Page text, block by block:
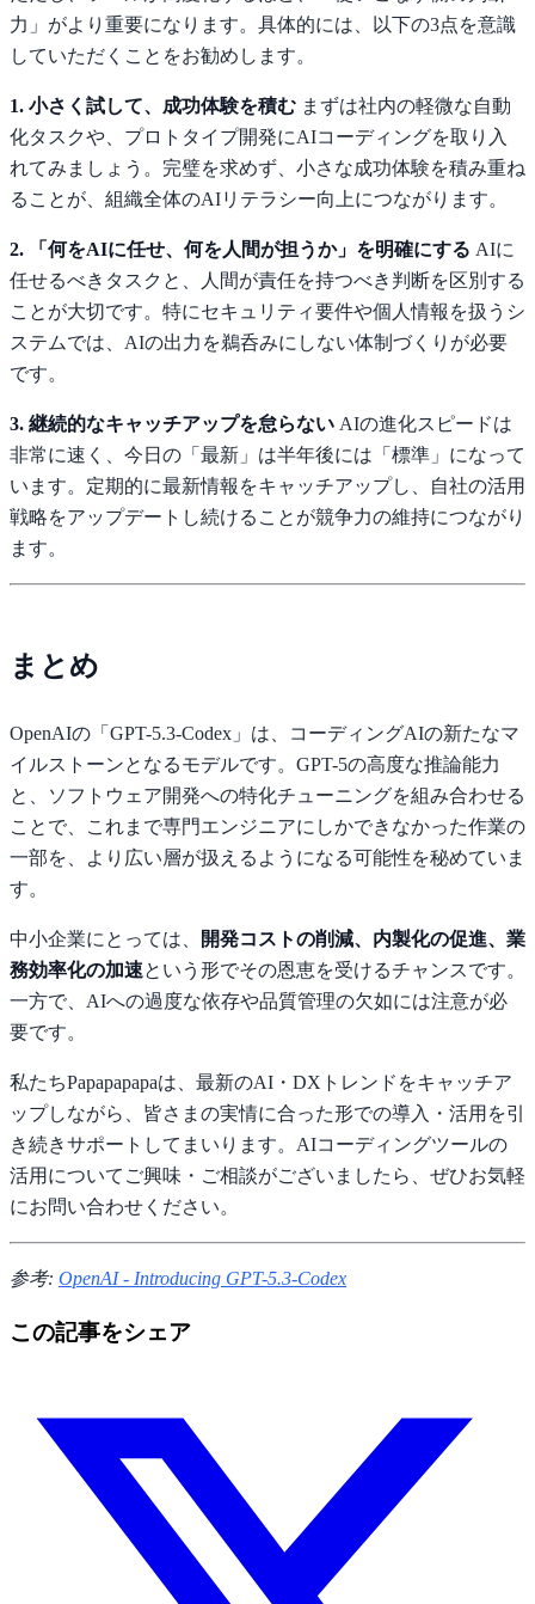
力」がより重要になります。具体的には、以下の3点を意識
していただくことをお勧めします。
1. 小さく試して、成功体験を積む まずは社内の軽微な自動
化タスクや、プロトタイプ開発にAIコーディングを取り入
れてみましょう。完璧を求めず、小さな成功体験を積み重ね
ることが、組織全体のAIリテラシー向上につながります。
2. 「何をAIに任せ、何を人間が担うか」を明確にする AIに
任せるべきタスクと、人間が責任を持つべき判断を区別する
ことが大切です。特にセキュリティ要件や個人情報を扱うシ
ステムでは、AIの出力を鵜呑みにしない体制づくりが必要
です。
3. 継続的なキャッチアップを怠らない AIの進化スピードは
非常に速く、今日の「最新」は半年後には「標準」になって
います。定期的に最新情報をキャッチアップし、自社の活用
戦略をアップデートし続けることが競争力の維持につながり
ます。
まとめ
OpenAIの「GPT-5.3-Codex」は、コーディングAIの新たなマ
イルストーンとなるモデルです。GPT-5の高度な推論能力
と、ソフトウェア開発への特化チューニングを組み合わせる
ことで、これまで専門エンジニアにしかできなかった作業の
一部を、より広い層が扱えるようになる可能性を秘めていま
す。
中小企業にとっては、
開発コストの削減、内製化の促進、業
務効率化の加速という形でその恩恵を受けるチャンスです。
一方で、AIへの過度な依存や品質管理の欠如には注意が必
要です。
私たちPapapаpapaは、最新のAI・DXトレンドをキャッチア
ップしながら、皆さまの実情に合った形での導入・活用を引
き続きサポートしてまいります。AIコーディングツールの
活用についてご興味・ご相談がございましたら、ぜひお気軽
にお問い合わせください。
参考: OpenAI - Introducing GPT-5.3-Codex
この記事をシェア